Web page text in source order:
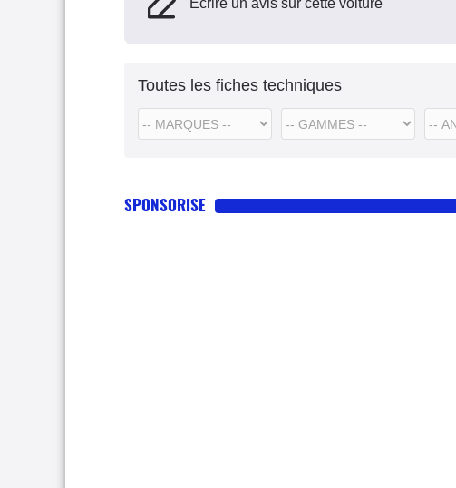
Ecrire un avis sur cette voiture
Toutes les fiches techniques
SPONSORISE